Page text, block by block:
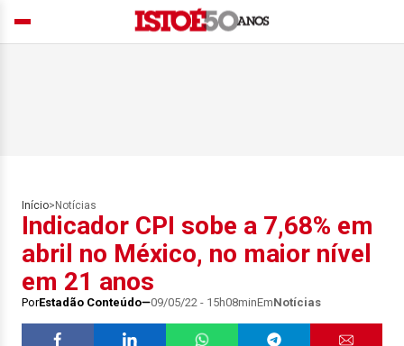
Início> Notícias
Indicador CPI sobe a 7,68% em
abril no México, no maior nível
em 21 anos
PorEstadão Conteúdo 09/05/22 - 15h08minEmNotícias